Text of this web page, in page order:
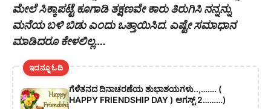
ಮೇಲೆ ಸಿಕ್ಕಾಪಟ್ಟೆ ಕೂಗಾಡಿ ತಕ್ಷಣವೇ ಕಾರು ತಿರುಗಿಸಿ ನನ್ನನ್ನು
ಮನೆಯ ಬಳಿ ಬಿಡು ಎಂದು ಒತ್ತಾಯಿಸಿದ. ಎಷ್ಟೇ ಸಮಾಧಾನ
ಮಾಡಿದರೂ ಕೇಳಲಿಲ್ಲ….
ಇದನ್ನೂ ಓದಿ
ಗೆಳೆತನದ ದಿನಾಚರಣೆಯ ಶುಭಾಶಯಗಳು..,……. (
HAPPY FRIENDSHIP DAY ) ಆಗಸ್ಟ್ 2………)